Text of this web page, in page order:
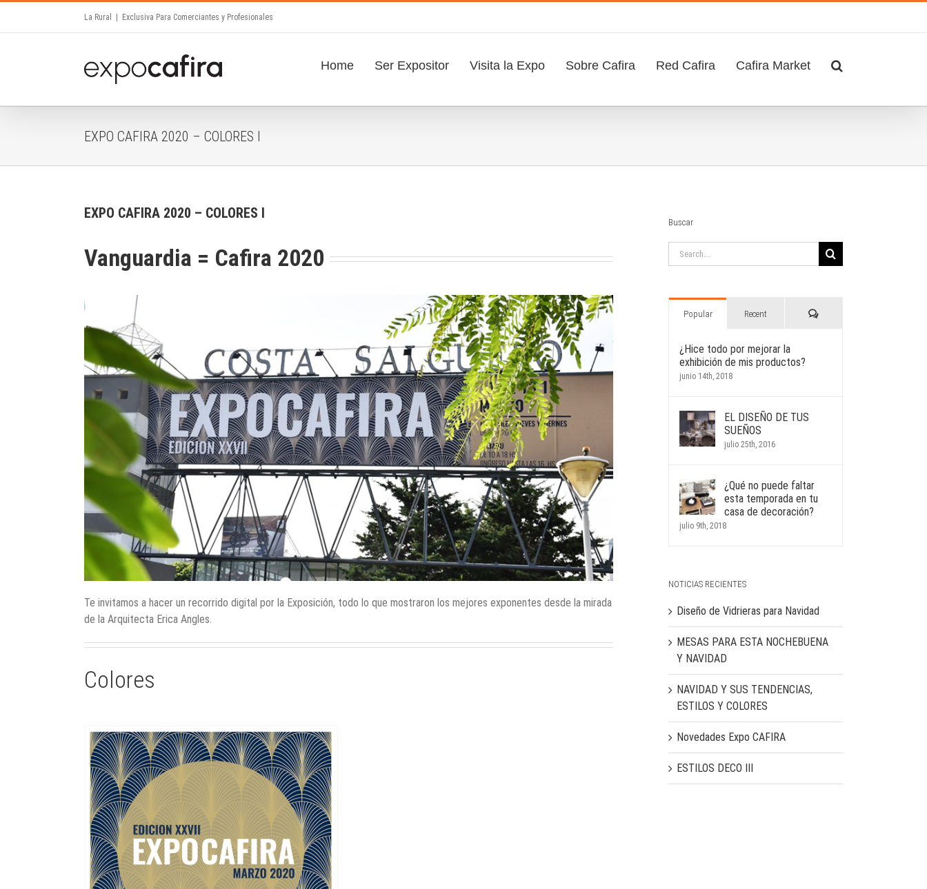
La Rural Exclusiva Para Comerciantes y Profesionales
Search
Home Ser Expositor Visita la Expo Sobre Cafira Red Cafira Cafira Market
EXPO CAFIRA 2020 – COLORES I
EXPO CAFIRA 2020 – COLORES I
Vanguardia = Cafira 2020
Te invitamos a hacer un recorrido digital por la Exposición, todo lo que mostraron los mejores exponentes desde la mirada
de la Arquitecta Erica Angles.
Colores
Buscar
Search
for:
Popular Recent Comments
¿Hice todo por mejorar la
exhibición de mis productos?
junio 14th, 2018
EL DISEÑO DE TUS
SUEÑOS
julio 25th, 2016
¿Qué no puede faltar
esta temporada en tu
casa de decoración?
julio 9th, 2018
NOTICIAS RECIENTES
Diseño de Vidrieras para Navidad
MESAS PARA ESTA NOCHEBUENA
Y NAVIDAD
NAVIDAD Y SUS TENDENCIAS,
ESTILOS Y COLORES
Novedades Expo CAFIRA
ESTILOS DECO III